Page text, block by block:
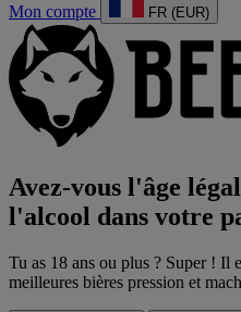
Mon compte FR (EUR)
Avez-vous l'âge
l'alcool dans votre
Tu as 18 ans ou plus ? Super ! Il
meilleures bières pression et